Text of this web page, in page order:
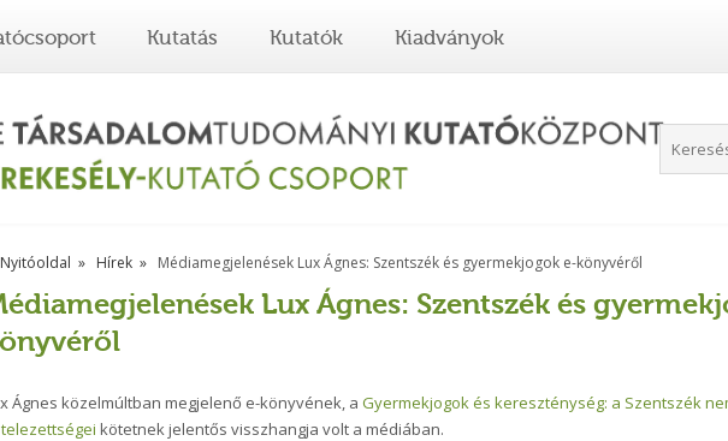
Kutatás Kutatók Kiadványok
Hírek Médiamegjelenések Lux Ágnes: Szentszék és gyermekjogok e-könyvéről
Lux Ágnes: Szentszék és
Ágnes közelmúltban megjelenő e-könyvének, aGyermekjogok és kereszténység: a Szentszék
kötetnek jelentős visszhangja volt a médiában.